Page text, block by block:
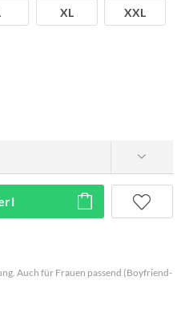
XL XXL
Auch für Frauen passend (Boyfriend-